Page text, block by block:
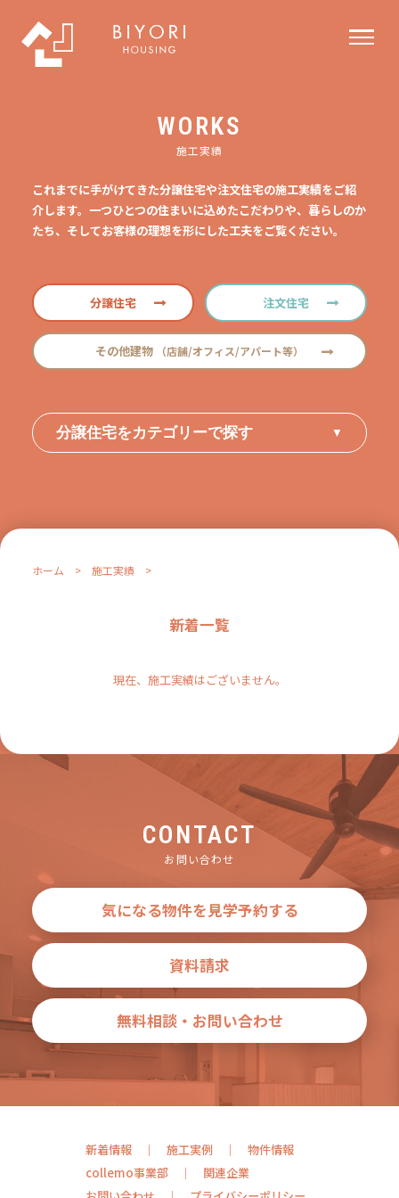
WORKS
施工実績
これまでに手がけてきた分譲住宅や注文住宅の施工実績をご紹
介します。一つひとつの住まいに込めたこだわりや、暮らしのか
たち、そしてお客様の理想を形にした工夫をご覧ください。
分譲住宅 注文住宅
その他建物 （店舗/オフィス/アパート等）
分譲住宅をカテゴリーで探す ▼
ホーム > 施工実績 >
新着一覧
現在、施工実績はございません。
CONTACT
お問い合わせ
気になる物件を見学予約する
資料請求
無料相談・お問い合わせ
新着情報 施工実例
物件情報
collemo事業部
関連企業